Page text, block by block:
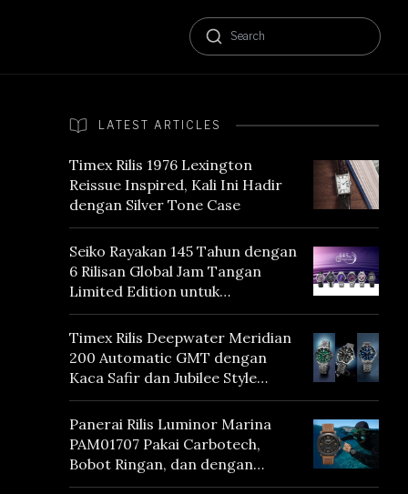
LATEST ARTICLES
Timex Rilis 1976 Lexington
Reissue Inspired, Kali Ini Hadir
dengan Silver Tone Case
Seiko Rayakan 145 Tahun dengan
6 Rilisan Global Jam Tangan
Limited Edition untuk
Menghormati Edo Purple,
Warna yang Mencerminkan
Warisan Tokyo
Timex Rilis Deepwater Meridian
200 Automatic GMT dengan
Kaca Safir dan Jubilee Style
Bracelet
Panerai Rilis Luminor Marina
PAM01707 Pakai Carbotech,
Bobot Ringan, dan dengan
Vintage Vibes